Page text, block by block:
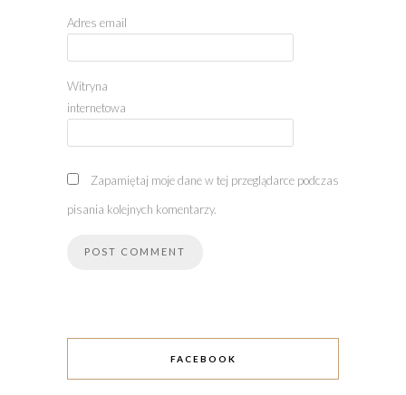
Adres email
Witryna
internetowa
Zapamiętaj moje dane w tej przeglądarce podczas
pisania kolejnych komentarzy.
FACEBOOK